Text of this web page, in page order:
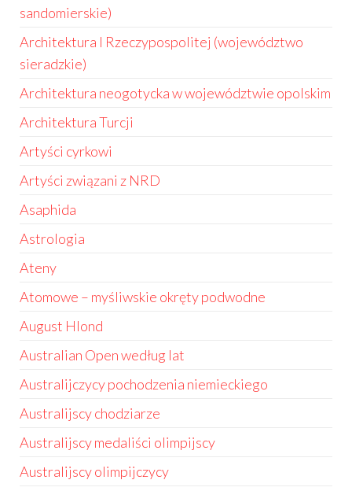
sandomierskie)
Architektura I Rzeczypospolitej (województwo
sieradzkie)
Architektura neogotycka w województwie opolskim
Architektura Turcji
Artyści cyrkowi
Artyści związani z NRD
Asaphida
Astrologia
Ateny
Atomowe – myśliwskie okręty podwodne
August Hlond
Australian Open według lat
Australijczycy pochodzenia niemieckiego
Australijscy chodziarze
Australijscy medaliści olimpijscy
Australijscy olimpijczycy